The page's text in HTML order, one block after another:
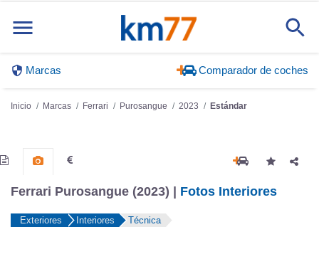
Marcas Comparador de coches
Inicio Marcas Ferrari Purosangue 2023 Estándar
Ferrari Purosangue (2023) | Fotos Interiores
Exteriores Interiores Técnica